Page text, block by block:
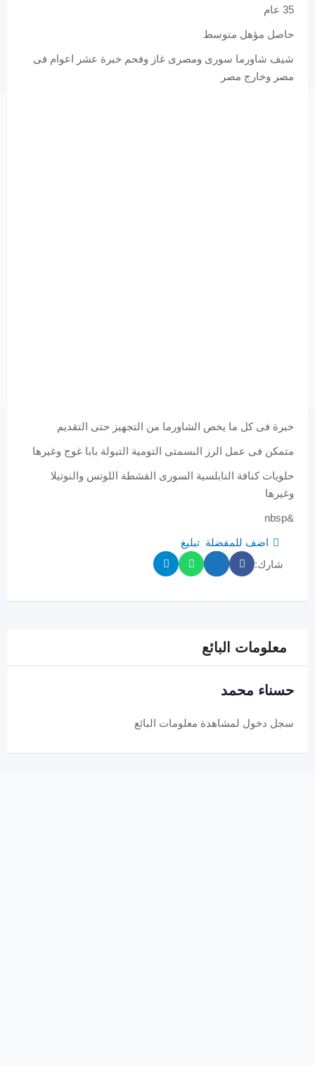
35 عام
حاصل مؤهل متوسط
شيف شاورما سورى ومصرى غاز وفحم خبرة عشر اعوام فى
مصر وخارج مصر
خبرة فى كل ما يخص الشاورما من التجهيز حتى التقديم
متمكن فى عمل الرز البسمتى التومية التبولة بابا غوج وغيرها
حلويات كنافة النابلسية السورى القشطة اللوتس والنوتيلا
وغيرها
&nbsp
اضف للمفضلة تبليغ
شارك:
معلومات البائع
حسناء محمد
سجل دخول لمشاهدة معلومات البائع